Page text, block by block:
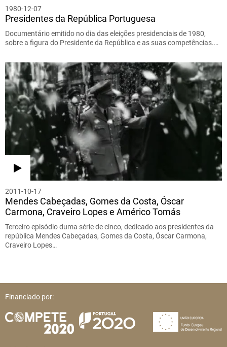
1980-12-07
Presidentes da República Portuguesa
Documentário emitido no dia das eleições presidenciais de 1980,
sobre a figura do Presidente da República e as suas competências.…
2011-10-17
Mendes Cabeçadas, Gomes da Costa, Óscar
Carmona, Craveiro Lopes e Américo Tomás
Terceiro episódio duma série de cinco, dedicado aos presidentes da
república Mendes Cabeçadas, Gomes da Costa, Óscar Carmona,
Craveiro Lopes…
Financiado por: